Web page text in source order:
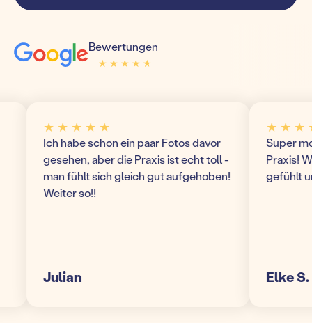
Bewertungen
★ ★ ★ ★ ★
★ ★ ★ ★ ★
★ ★ ★ ★ ★
Ich habe schon ein paar Fotos davor
gesehen, aber die Praxis ist echt toll -
man fühlt sich gleich gut aufgehoben!
Weiter so!!
Julian
★ ★ ★ ★ ★
Super
Praxis! Wir
gefühlt und
Elke S.